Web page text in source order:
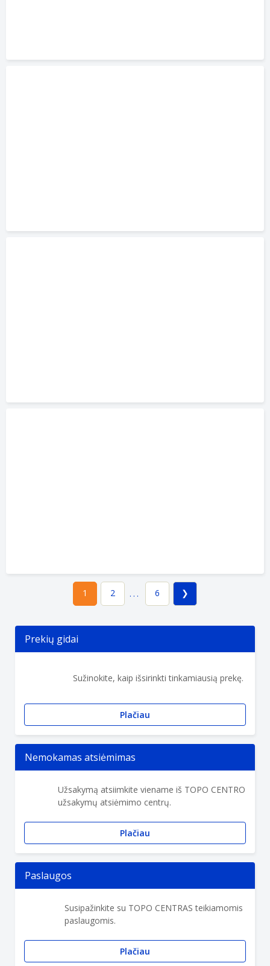
1 2 ... 6
Prekių gidai
Sužinokite, kaip išsirinkti tinkamiausią prekę.
Plačiau
Nemokamas atsiėmimas
Užsakymą atsiimkite viename iš TOPO CENTRO
užsakymų atsiėmimo centrų.
Plačiau
Paslaugos
Susipažinkite su TOPO CENTRAS teikiamomis
paslaugomis.
Plačiau